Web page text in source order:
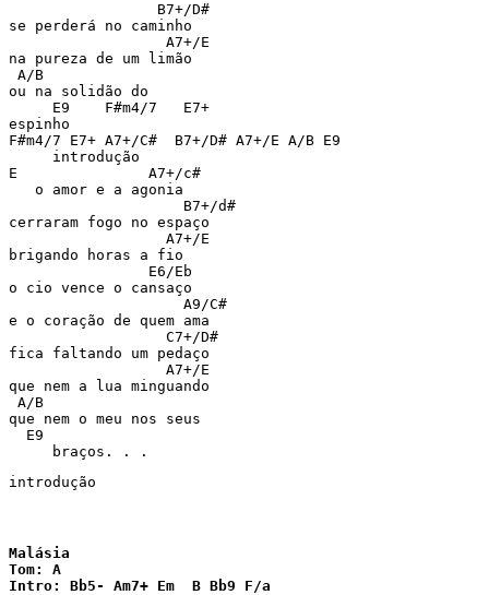
                 B7+/D#
se perderá no caminho
                  A7+/E
na pureza de um limão
A/B
ou na solidão do
     E9    F#m4/7   E7+
espinho
F#m4/7 E7+ A7+/C#  B7+/D# A7+/E A/B E9
     introdução
E               A7+/c#
   o amor e a agonia
                    B7+/d#
cerraram fogo no espaço
                  A7+/E
brigando horas a fio
                E6/Eb
o cio vence o cansaço
                    A9/C#
e o coração de quem ama
                  C7+/D#
fica faltando um pedaço
                  A7+/E
que nem a lua minguando
A/B
que nem o meu nos seus
  E9
     braços. . .
introdução
Malásia
Tom: A
Intro: Bb5- Am7+ Em  B Bb9 F/a